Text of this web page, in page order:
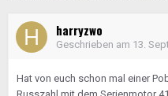
harryzwo
Geschrieben am 13.
Hat von euch schon mal einer